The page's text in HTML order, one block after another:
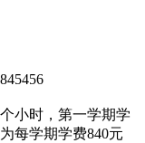
小时，第一学期学
每学期学费840元